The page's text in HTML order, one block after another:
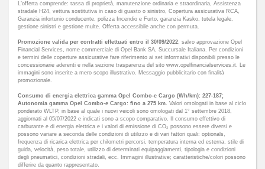
L’offerta comprende: tassa di proprietà, manutenzione ordinaria e straordinaria, Assistenza
stradale H24, vettura sostitutiva in caso di guasto o sinistro, Copertura assicurativa RCA,
Garanzia infortunio conducente, polizza Incendio e Furto, garanzia Kasko, tutela legale,
gestione sinistri e gestione multe. Offerta accessibile anche con permuta.
Promozione valida per contratti effettuati entro il 30/09/2022, salvo approvazione Opel
Financial Services, nome commerciale di Opel Bank SA, Succursale Italiana. Per condizioni
e termini delle coperture assicurative fare riferimento ai set informativi disponibili presso le
concessionarie aderenti e nella sezione trasparenza del sito www.opelfinancialservices.it. Le
immagini sono inserite a mero scopo illustrativo. Messaggio pubblicitario con finalità
promozionale.
Consumo di energia elettrica gamma Opel Combo-e Cargo (Wh/km): 227-187;
Autonomia gamma Opel Combo-e Cargo: fino a 275 km. Valori omologati in base al ciclo
ponderato WLTP, in base al quale i nuovi veicoli sono omologati dal 1° settembre 2018,
aggiornati al 05/07/2022 e indicati sono a scopo comparativo. Il consumo effettivo di
carburante e di energia elettrica e i valori di emissione di CO₂ possono essere diversi e
possono variare a seconda delle condizioni di utilizzo e di vari fattori quali: optionals,
frequenza di ricarica elettrica per chilometri percorsi, temperatura interna ed esterna, stile di
guida, velocità, peso totale, utilizzo di determinati equipaggiamenti, tipologia e condizioni
degli pneumatici, condizioni stradali, ecc. Immagini illustrative; caratteristiche/colori possono
differire da quanto rappresentato.